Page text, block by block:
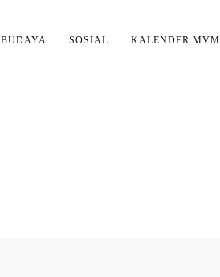
BUDAYA SOSIAL KALENDER MVM